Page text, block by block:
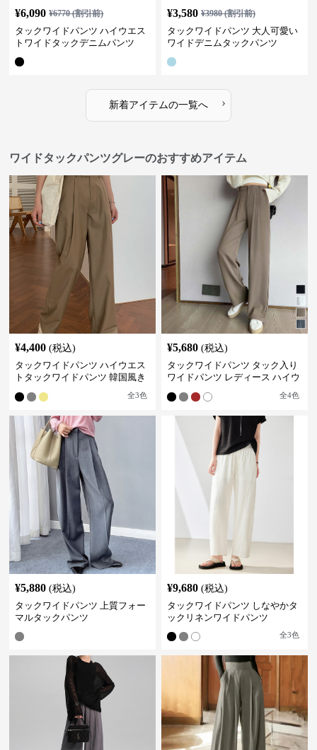
¥6,090 ¥6770(割引前)
タックワイドパンツ ハイウエス
トワイドタックデニムパンツ
¥3,580 ¥3980(割引前)
タックワイドパンツ 大人可愛い
ワイドデニムタックパンツ
新着アイテムの一覧へ ›
ワイドタックパンツグレーのおすすめアイテム
¥4,400 (税込)
タックワイドパンツ ハイウエス
トタックワイドパンツ 韓国風き
全3色
¥5,680 (税込)
タックワイドパンツ タック入り
ワイドパンツ レディース ハイウ
全4色
¥5,880 (税込)
タックワイドパンツ 上質フォー
マルタックパンツ
¥9,680 (税込)
タックワイドパンツ しなやかタ
ックリネンワイドパンツ
全3色